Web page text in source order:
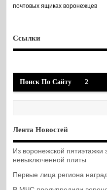
почтовых ящиках воронежцев
Ссылки
Поиск По Сайту 2
Лента Новостей
Из воронежской пятиэтажки
невыключенной плиты
Первые лица региона